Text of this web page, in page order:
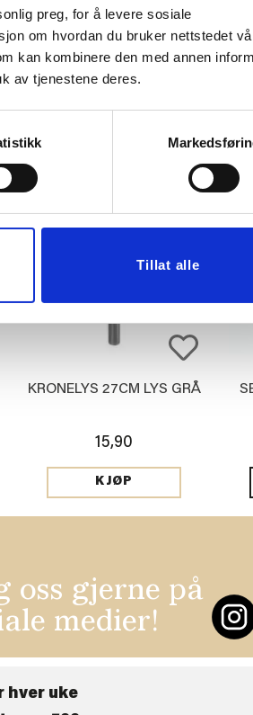
preg, for å levere sosiale
om hvordan du bruker nettstedet
kan kombinere den med annen
av tjenestene deres.
Tillat alle
KRONELYS 27CM LYS GRÅ
15,90
KJØP
oss gjerne på
medier!
hver uke